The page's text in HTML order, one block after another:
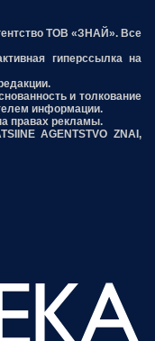
ТОВ «ЗНАЙ». Все
гиперссылка на
и толкование
информации.
правах рекламы.
AGENTSTVO ZNAI,